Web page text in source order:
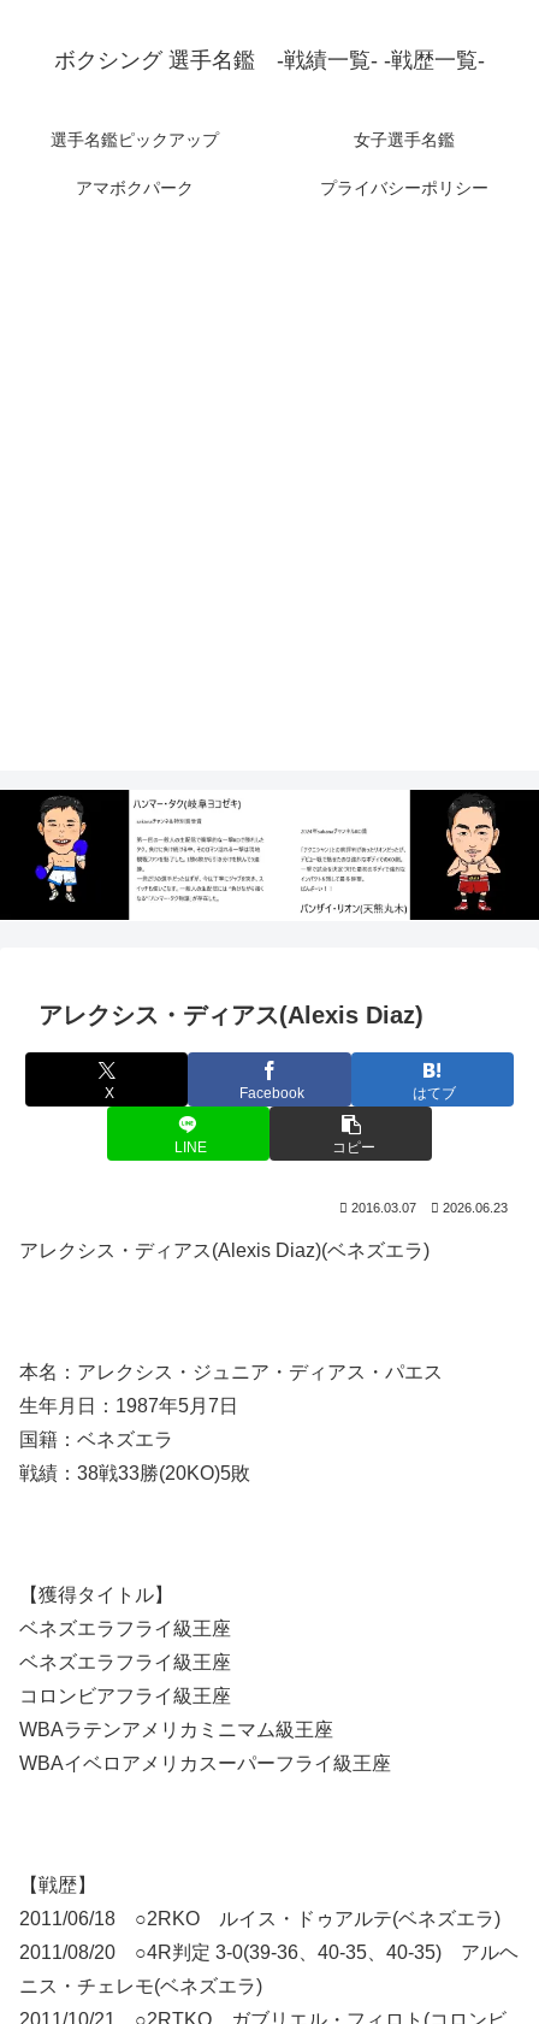
ボクシング 選手名鑑 -戦績一覧- -戦歴一覧-
選手名鑑ピックアップ 女子選手名鑑
アマボクパーク プライバシーポリシー
アレクシス・ディアス(Alexis Diaz)
X Facebook はてブ
LINE コピー
2016.03.07 2026.06.23
アレクシス・ディアス(Alexis Diaz)(ベネズエラ)
本名：アレクシス・ジュニア・ディアス・パエス
生年月日：1987年5月7日
国籍：ベネズエラ
戦績：38戦33勝(20KO)5敗
【獲得タイトル】
ベネズエラフライ級王座
ベネズエラフライ級王座
コロンビアフライ級王座
WBAラテンアメリカミニマム級王座
WBAイベロアメリカスーパーフライ級王座
【戦歴】
2011/06/18 ○2RKO ルイス・ドゥアルテ(ベネズエラ)
2011/08/20 ○4R判定 3-0(39-36、40-35、40-35) アルヘ
ニス・チェレモ(ベネズエラ)
2011/10/21 ○2RTKO ガブリエル・フィロト(コロンビ